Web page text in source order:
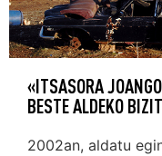
«ITSASORA
BESTE ALDEKO
2002an, aldatu